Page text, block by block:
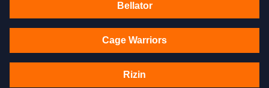
Bellator
Cage Warriors
Rizin